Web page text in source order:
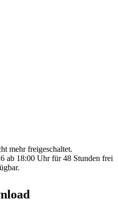
mehr freigeschaltet.
ab 18:00 Uhr für 48 Stunden frei